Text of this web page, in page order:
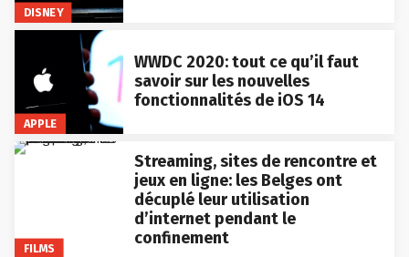
DISNEY
APPLE
WWDC 2020: tout ce qu’il faut
savoir sur les nouvelles
fonctionnalités de iOS 14
FILMS
Streaming, sites de rencontre et
jeux en ligne: les Belges ont
décuplé leur utilisation
d’internet pendant le
confinement